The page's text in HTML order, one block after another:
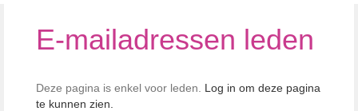
E-mailadressen leden
Deze pagina is enkel voor leden. Log in om deze pagina
te kunnen zien.